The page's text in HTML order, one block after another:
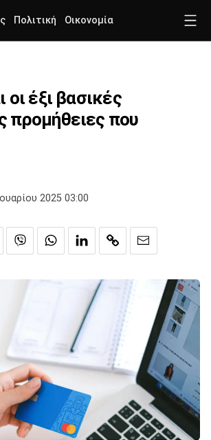
Πολιτική Οικονομία
οι έξι βασικές
προμήθειες που
2025 03:00